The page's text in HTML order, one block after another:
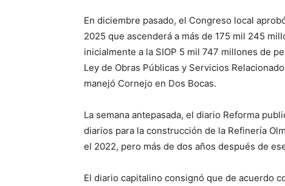
En diciembre pasado, el Congreso local
2025 que ascenderá a más de 175 mil 245
inicialmente a la SIOP 5 mil 747 millones de
Ley de Obras Públicas y Servicios
manejó Cornejo en Dos Bocas.
La semana antepasada, el diario Reforma
diarios para la construcción de la Refinería
el 2022, pero más de dos años después de
El diario capitalino consignó que de acuerdo